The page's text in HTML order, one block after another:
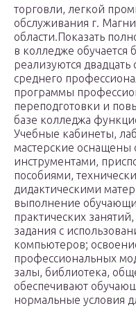
торговли, легкой
обслуживания г.
области.Показать
в колледже обучается
реализуются
среднего
программы
переподготовки и
базе колледжа
Учебные кабинеты,
мастерские
инструментами,
пособиями,
дидактическими
выполнение
практических
задания с
компьютеров;
профессиональных
залы, библиотека,
обеспечивают
нормальные условия